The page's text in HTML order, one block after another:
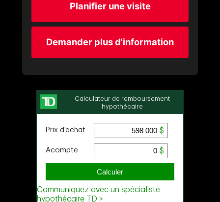
Planifier une visite
Demander plus d'information